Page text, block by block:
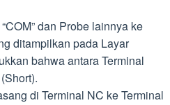
dan Probe lainnya ke
ditampilkan pada Layar
bahwa antara Terminal
di Terminal NC ke Terminal